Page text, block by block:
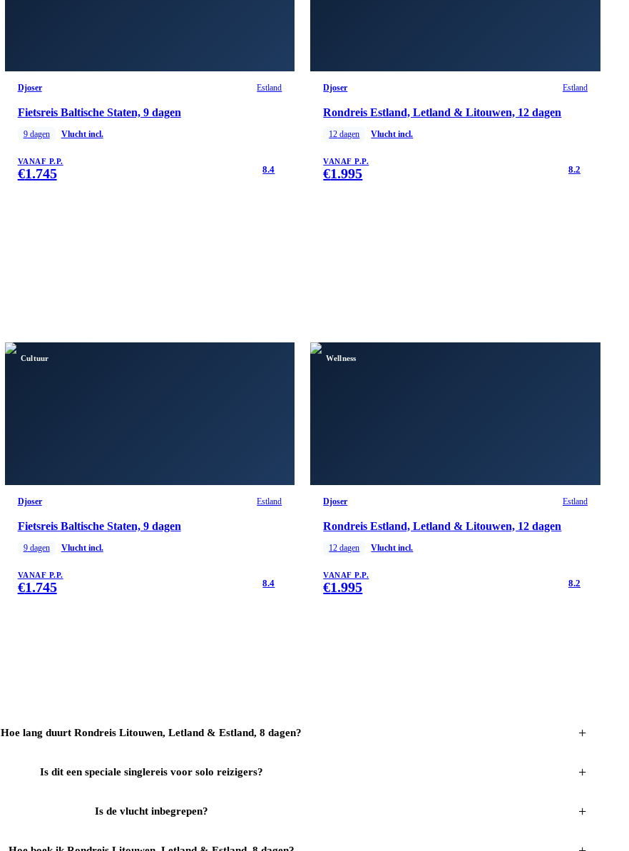
Djoser Estland
Fietsreis Baltische Staten, 9 dagen
9dagen Vlucht incl.
VANAF P.P.
€1.745 8.4
Djoser Estland
Rondreis Estland, Letland & Litouwen, 12 dagen
12 dagen Vlucht incl.
VANAF P.P.
€1.995 8.2
Cultuur
Djoser Estland
Fietsreis Baltische Staten, 9 dagen
9dagen Vlucht incl.
VANAF P.P.
€1.745 8.4
Wellness
Djoser Estland
Rondreis Estland, Letland & Litouwen, 12 dagen
12 dagen Vlucht incl.
VANAF P.P.
€1.995 8.2
Hoe lang duurt Rondreis Litouwen, Letland & Estland, 8 dagen? +
Is dit een speciale singlereis voor solo reizigers? +
Is de vlucht inbegrepen? +